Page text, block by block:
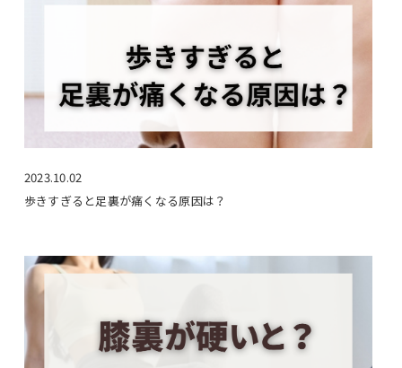
2023.10.02
歩きすぎると足裏が痛くなる原因は？